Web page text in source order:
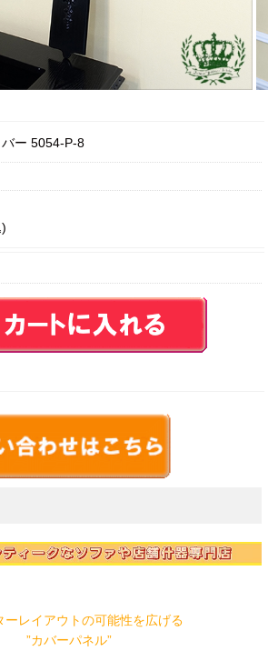
ー 5054-P-8
ーレイアウトの可能性を広げる
”カバーパネル”